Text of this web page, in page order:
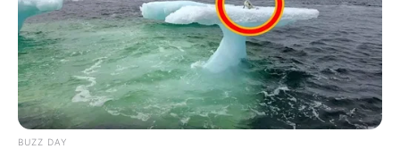
Agentes
BUZZ DAY